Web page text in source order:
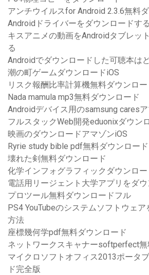
アンチウイルスfor Android 2.3.6無料
Androidドライバーをダウンロードする
キスアニメの動画をAndroidタブレッ
る
Androidでダウンロードした可聴本は
潮の町ゲームダウンロードiOS
リスク報酬比率計算機無料ダウンロー
Nada mamula mp3無料ダウンロード
Androidデバイス用のsamsung cares
フルスタックWeb開発eduonixダウン
映画のダウンロードアマゾンiOS
Ryrie study bible pdf無料ダウンロード
壊れた剣無料ダウンロード
化学インフォグラフィックダウンロ
電話用リージェント大学アプリをダウ
プロツール無料ダウンロードフル
PS4 YouTubeのシステムソフトウェ
方法
座標幾何学pdf無料ダウンロード
ネットワークスキャナーsoftperfect無
マイクロソフトオフィス2013ポータ
ド完全版